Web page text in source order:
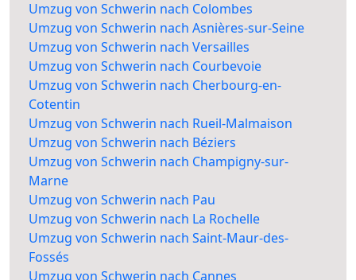
Umzug von Schwerin nach Colombes
Umzug von Schwerin nach Asnières-sur-Seine
Umzug von Schwerin nach Versailles
Umzug von Schwerin nach Courbevoie
Umzug von Schwerin nach Cherbourg-en-
Cotentin
Umzug von Schwerin nach Rueil-Malmaison
Umzug von Schwerin nach Béziers
Umzug von Schwerin nach Champigny-sur-
Marne
Umzug von Schwerin nach Pau
Umzug von Schwerin nach La Rochelle
Umzug von Schwerin nach Saint-Maur-des-
Fossés
Umzug von Schwerin nach Cannes